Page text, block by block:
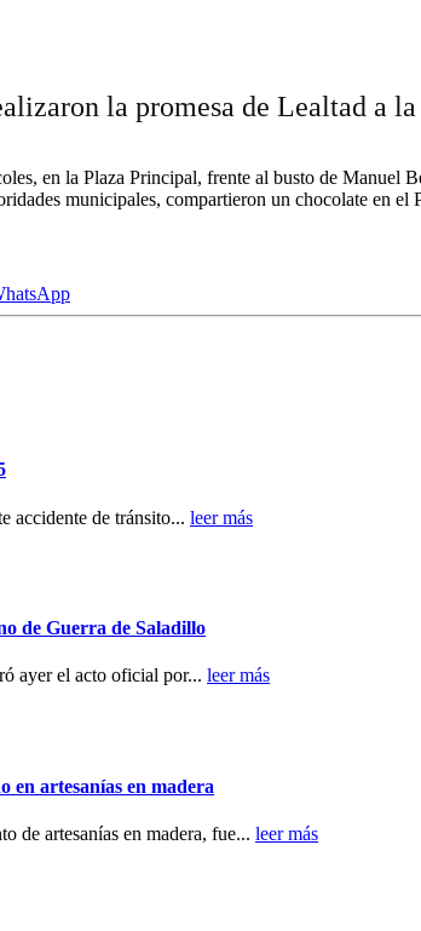
la promesa de Lealtad a
en la Plaza Principal, frente al busto de Manuel
municipales, compartieron un chocolate en el
accidente de tránsito... leer más
de Guerra de Saladillo
ayer el acto oficial por... leer más
artesanías en madera
de artesanías en madera, fue... leer más